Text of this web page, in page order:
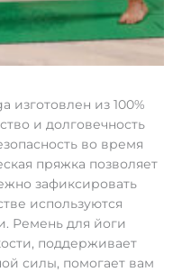
изготовлен из 100%
и долговечность
во время
пряжка позволяет
зафиксировать
используются
Ремень для йоги
поддерживает
силы, помогает вам